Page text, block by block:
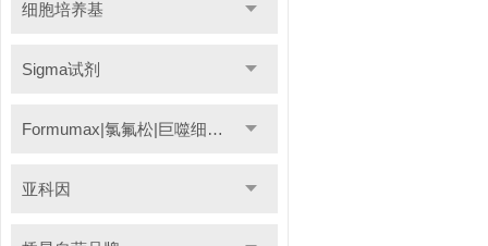
细胞培养基
Sigma试剂
Formumax|氯氟松|巨噬细胞清除剂
亚科因